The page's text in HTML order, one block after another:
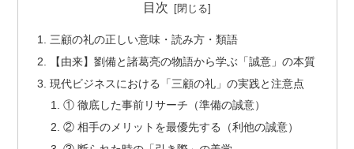
目次
三顧の礼の正しい意味・読み方・類語
【由来】劉備と諸葛亮の物語から学ぶ「誠意」の本質
現代ビジネスにおける「三顧の礼」の実践と注意点
① 徹底した事前リサーチ（準備の誠意）
② 相手のメリットを最優先する（利他の誠意）